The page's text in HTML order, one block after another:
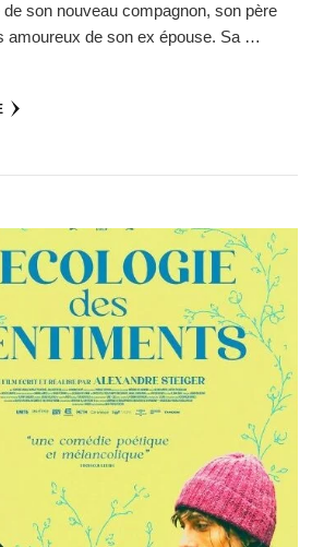
son nouveau compagnon, son père
amoureux de son ex épouse. Sa …